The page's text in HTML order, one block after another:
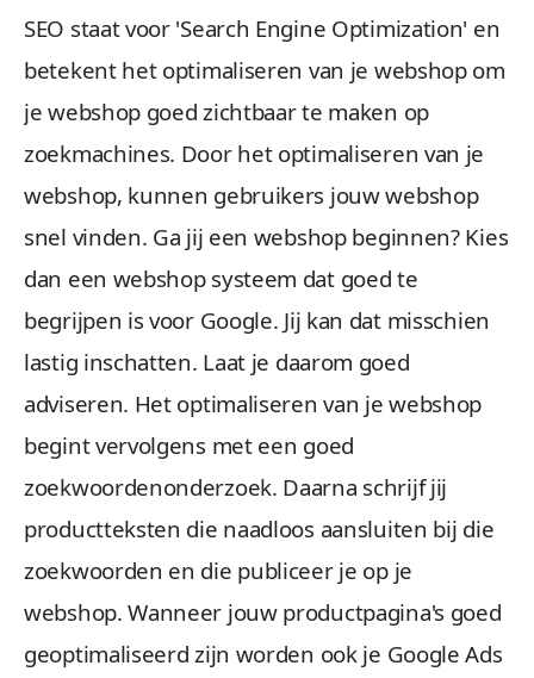
SEO staat voor 'Search Engine Optimization' en
betekent het optimaliseren van je webshop om
je webshop goed zichtbaar te maken op
zoekmachines. Door het optimaliseren van je
webshop, kunnen gebruikers jouw webshop
snel vinden. Ga jij een webshop beginnen? Kies
dan een webshop systeem dat goed te
begrijpen is voor Google. Jij kan dat misschien
lastig inschatten. Laat je daarom goed
adviseren. Het optimaliseren van je webshop
begint vervolgens met een goed
zoekwoordenonderzoek. Daarna schrijf jij
productteksten die naadloos aansluiten bij die
zoekwoorden en die publiceer je op je
webshop. Wanneer jouw productpagina's goed
geoptimaliseerd zijn worden ook je Google Ads